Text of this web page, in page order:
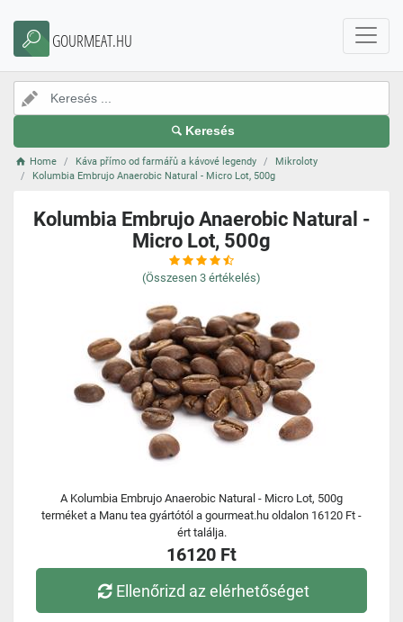
GOURMEAT.HU
Keresés
Home Káva přímo od farmářů a kávové legendy
Mikroloty
Kolumbia Embrujo Anaerobic Natural - Micro Lot, 500g
Kolumbia Embrujo Anaerobic Natural -
Micro Lot, 500g
(Összesen 3 értékelés)
A Kolumbia Embrujo Anaerobic Natural - Micro Lot, 500g
terméket a Manu tea gyártótól a gourmeat.hu oldalon 16120 Ft -
ért találja.
16120 Ft
Ellenőrizd az elérhetőséget